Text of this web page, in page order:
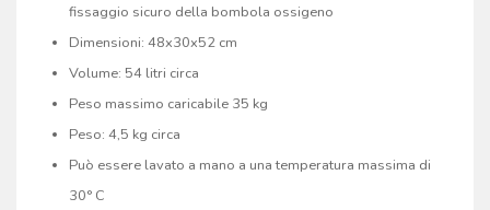
fissaggio sicuro della bombola ossigeno
Dimensioni: 48x30x52 cm
Volume: 54 litri circa
Peso massimo caricabile 35 kg
Peso: 4,5 kg circa
Può essere lavato a mano a una temperatura massima di
30° C